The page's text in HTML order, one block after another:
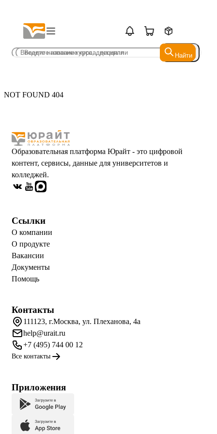
Найти
Найти
NOT FOUND 404
Образовательная платформа Юрайт - это цифровой
контент, сервисы, данные для университетов и
колледжей.
Ссылки
О компании
О продукте
Вакансии
Документы
Помощь
Контакты
111123, г.Москва, ул. Плеханова, 4а
help@urait.ru
+7 (495) 744 00 12
Все контакты
Приложения